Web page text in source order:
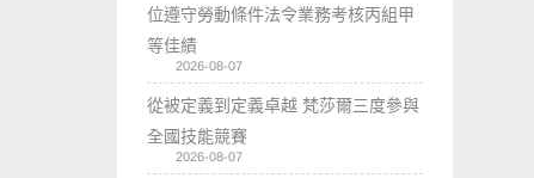
位遵守勞動條件法令業務考核丙組甲
等佳績
2026-08-07
從被定義到定義卓越 梵莎爾三度參與
全國技能競賽
2026-08-07